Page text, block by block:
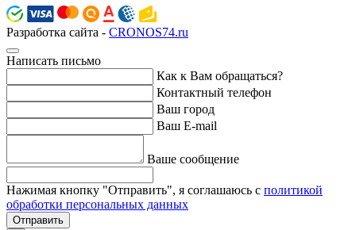
Разработка сайта - CRONOS74.ru
Написать письмо
Как к Вам обращаться?
Контактный телефон
Ваш город
Ваш E-mail
Ваше сообщение
Нажимая кнопку "Отправить", я соглашаюсь с политикой
обработки персональных данных
Отправить